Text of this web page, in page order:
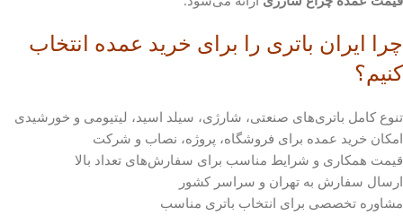
چرا ایران باتری را برای خرید عمده انتخاب
کنیم؟
تنوع کامل باتری‌های صنعتی، شارژی، سیلد اسید، لیتیومی و خورشیدی
امکان خرید عمده برای فروشگاه، پروژه، نصاب و شرکت
قیمت همکاری و شرایط مناسب برای سفارش‌های تعداد بالا
ارسال سفارش به تهران و سراسر کشور
مشاوره تخصصی برای انتخاب باتری مناسب